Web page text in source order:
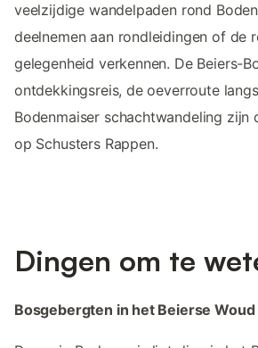
veelzijdige wandelpaden rond
deelnemen aan rondleidingen of de
gelegenheid verkennen. De Beiers-
ontdekkingsreis, de oeverroute
Bodenmaiser schachtwandeling zijn
op Schusters Rappen.
Dingen om te
Bosgebergten in het Beierse Woud